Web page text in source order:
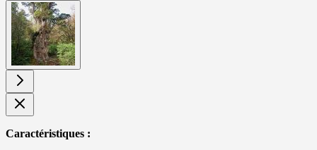
View
larger
image
Caractéristiques :